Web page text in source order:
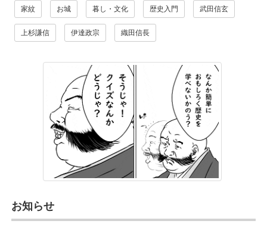
家紋 お城 暮し・文化 歴史入門 武田信玄
上杉謙信 伊達政宗 織田信長
お知らせ